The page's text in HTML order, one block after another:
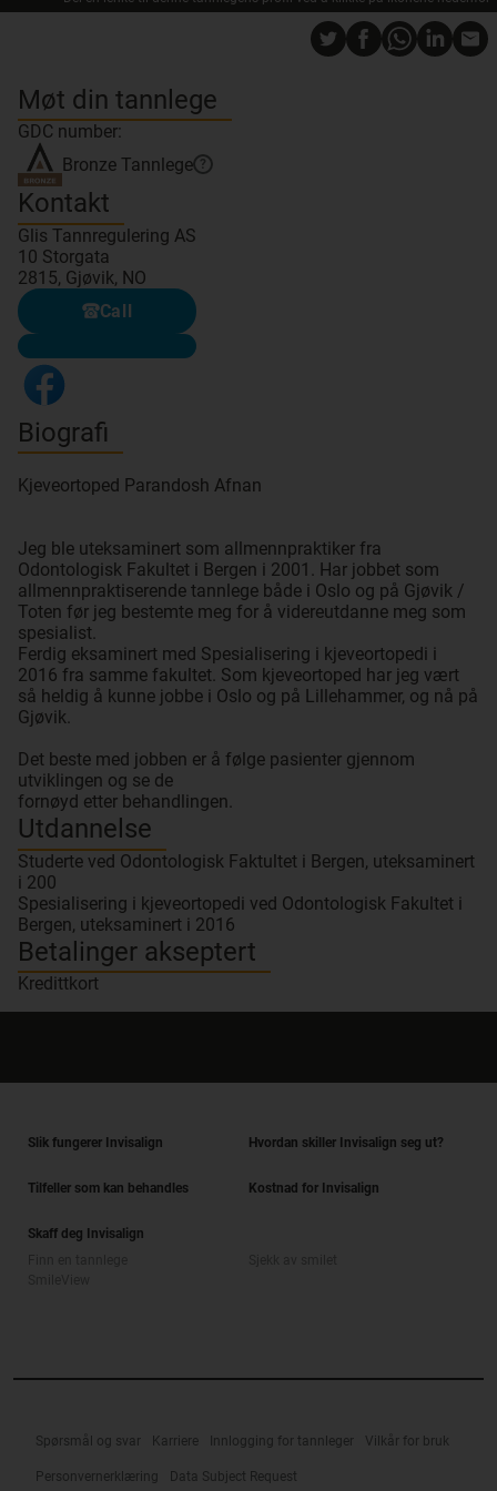
Møt din tannlege
GDC number:
Bronze Tannlege ?
Kontakt
Glis Tannregulering AS
10 Storgata
2815, Gjøvik, NO
Call
Biografi
Kjeveortoped Parandosh Afnan
Jeg ble uteksaminert som allmennpraktiker fra
Odontologisk Fakultet i Bergen i 2001. Har jobbet som
allmennpraktiserende tannlege både i Oslo og på Gjøvik /
Toten før jeg bestemte meg for å videreutdanne meg som
spesialist.
Ferdig eksaminert med Spesialisering i kjeveortopedi i
2016 fra samme fakultet. Som kjeveortoped har jeg vært
så heldig å kunne jobbe i Oslo og på Lillehammer, og nå på
Gjøvik.
Det beste med jobben er å følge pasienter gjennom
utviklingen og se de
fornøyd etter behandlingen.
Utdannelse
Studerte ved Odontologisk Faktultet i Bergen, uteksaminert
i 200
Spesialisering i kjeveortopedi ved Odontologisk Fakultet i
Bergen, uteksaminert i 2016
Betalinger akseptert
Kredittkort
Slik fungerer Invisalign Hvordan skiller Invisalign seg ut?
Tilfeller som kan behandles Kostnad for Invisalign
Skaff deg Invisalign
Spørsmål og svar Karriere Innlogging for tannleger Vilkår for bruk
Personvernerklæring Data Subject Request